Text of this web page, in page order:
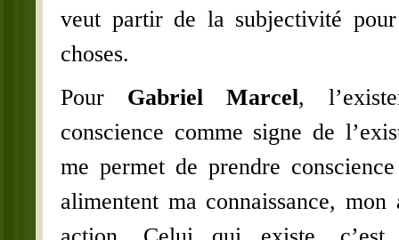
veut partir de la subjectivité
choses.
Pour Gabriel Marcel,
conscience comme signe de
me permet de prendre
alimentent ma connaissance,